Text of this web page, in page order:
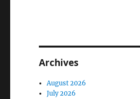
Archives
August 2026
July 2026